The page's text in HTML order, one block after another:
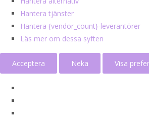
Hantera tjänster
Hantera {vendor_count}-leverantörer
Läs mer om dessa syften
Acceptera Neka Visa